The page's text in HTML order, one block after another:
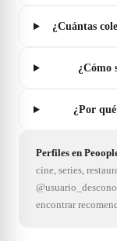
¿Cuántas
¿Cómo
¿Por
Perfiles en
cine, series,
encontrar